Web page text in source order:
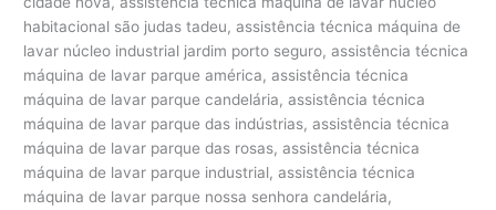
habitacional são judas tadeu, assistência técnica máquina de
lavar núcleo industrial jardim porto seguro, assistência técnica
máquina de lavar parque américa, assistência técnica
máquina de lavar parque candelária, assistência técnica
máquina de lavar parque das indústrias, assistência técnica
máquina de lavar parque das rosas, assistência técnica
máquina de lavar parque industrial, assistência técnica
máquina de lavar parque nossa senhora candelária,